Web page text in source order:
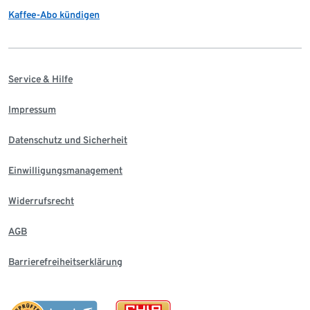
Kaffee-Abo kündigen
Service & Hilfe
Impressum
Datenschutz und Sicherheit
Einwilligungsmanagement
Widerrufsrecht
AGB
Barrierefreiheitserklärung